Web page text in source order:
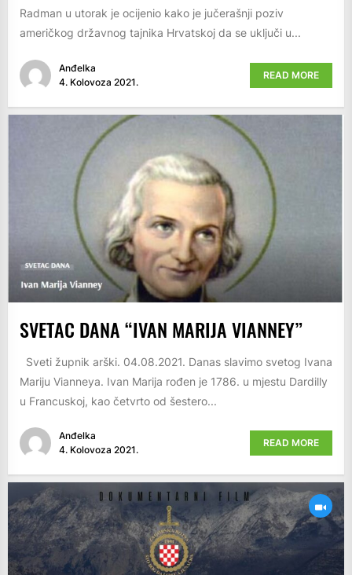
Radman u utorak je ocijenio kako je jučerašnji poziv
američkog državnog tajnika Hrvatskoj da se uključi u...
Anđelka
4. Kolovoza 2021.
READ MORE
SVETAC DANA “IVAN MARIJA VIANNEY”
Sveti župnik arški. 04.08.2021. Danas slavimo svetog Ivana
Mariju Vianneya. Ivan Marija rođen je 1786. u mjestu Dardilly
u Francuskoj, kao četvrto od šestero...
Anđelka
4. Kolovoza 2021.
READ MORE